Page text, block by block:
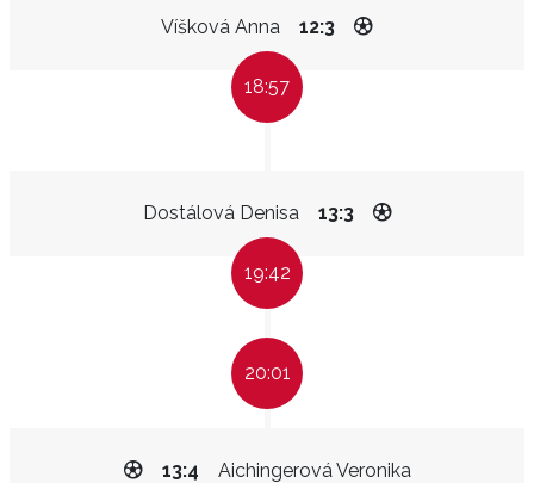
Víšková Anna 12:3
18:57
Dostálová Denisa 13:3
19:42
20:01
Aichingerová Veronika
13:4